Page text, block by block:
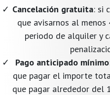
Cancelación gratuita: si
que avisarnos al
periodo de alquiler y
Pago anticipado mínimo
que pagar el importe
que pagar alrededor del